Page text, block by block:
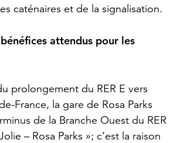
caténaires et de la signalisation.
attendus pour les
prolongement du RER E vers
France, la gare de Rosa Parks
de la Branche Ouest du RER
– Rosa Parks »; c’est la raison